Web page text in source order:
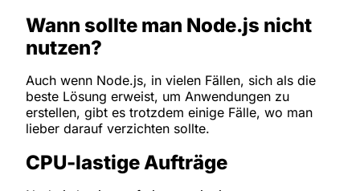
Wann sollte man Node.js nicht
nutzen?
Auch wenn Node.js, in vielen Fällen, sich als die
beste Lösung erweist, um Anwendungen zu
erstellen, gibt es trotzdem einige Fälle, wo man
lieber darauf verzichten sollte.
CPU-lastige Aufträge